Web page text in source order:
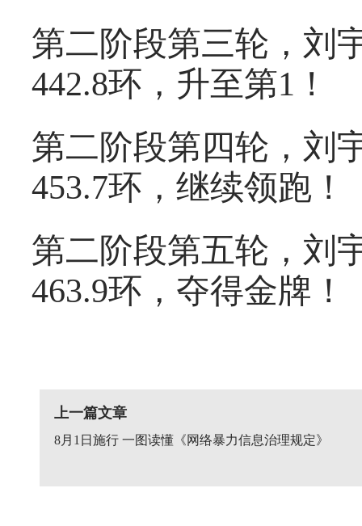
第二阶段第三轮，刘
442.8环，升至第1！
第二阶段第四轮，刘
453.7环，继续领跑！
第二阶段第五轮，刘
463.9环，夺得金牌！
上一篇文章
8月1日施行 一图读懂《网络暴力信息治理规定》